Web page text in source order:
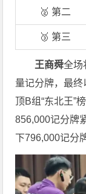
🥈 第二
🥉 第三
王商舜全场
量记分牌，最终
顶B组“东北王”
856,000记分牌
下796,000记分